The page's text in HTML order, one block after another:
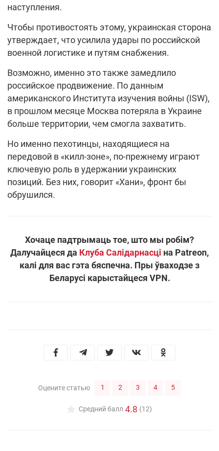
наступления.
Чтобы противостоять этому, украинская сторона
утверждает, что усилила удары по российской
военной логистике и путям снабжения.
Возможно, именно это также замедлило
российское продвижение. По данным
американского Института изучения войны (ISW),
в прошлом месяце Москва потеряла в Украине
больше территории, чем смогла захватить.
Но именно пехотинцы, находящиеся на
передовой в «килл-зоне», по-прежнему играют
ключевую роль в удержании украинских
позиций. Без них, говорит «Хани», фронт бы
обрушился.
Хочаце падтрымаць тое, што мы робім?
Далучайцеся да Клуба Салідарнасці на Patreon,
калі для вас гэта бяспечна. Пры ўваходзе з
Беларусі карыстайцеся VPN.
Оцените статью 1 2 3 4 5
Средний балл 4.8 (12)